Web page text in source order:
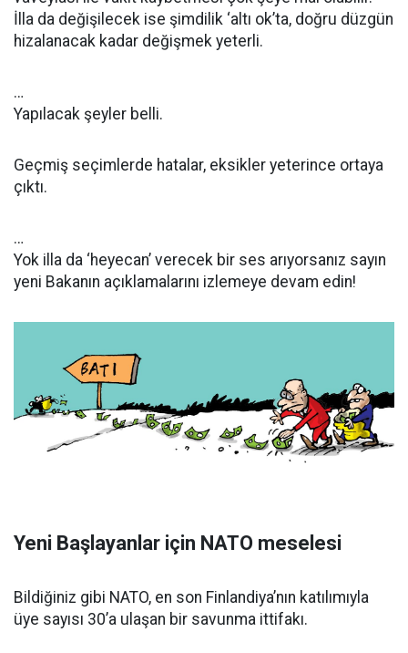
İlla da değişilecek ise şimdilik ‘altı ok’ta, doğru düzgün
hizalanacak kadar değişmek yeterli.
…
Yapılacak şeyler belli.
Geçmiş seçimlerde hatalar, eksikler yeterince ortaya
çıktı.
…
Yok illa da ‘heyecan’ verecek bir ses arıyorsanız sayın
yeni Bakanın açıklamalarını izlemeye devam edin!
Yeni Başlayanlar için NATO meselesi
Bildiğiniz gibi NATO, en son Finlandiya’nın katılımıyla
üye sayısı 30’a ulaşan bir savunma ittifakı.